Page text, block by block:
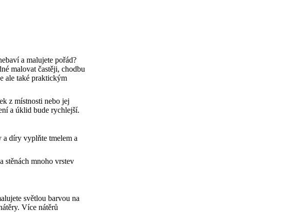
a malujete pořád?
malovat častěji, chodbu
ale také praktickým
z místnosti nebo jej
a úklid bude rychlejší.
a díry vyplňte tmelem a
stěnách mnoho vrstev
světlou barvou na
Více nátěrů